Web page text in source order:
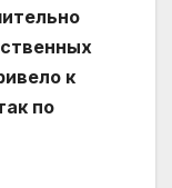
к
по